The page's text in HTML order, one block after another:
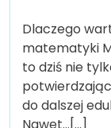
Dlaczego
matematyki
to dziś nie
do dalszej